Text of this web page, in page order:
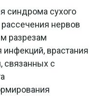
синдрома сухого
нервов
разрезам
врастания
связанных с